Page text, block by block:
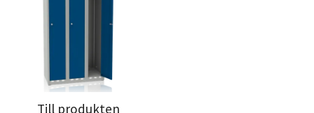
Till produkten